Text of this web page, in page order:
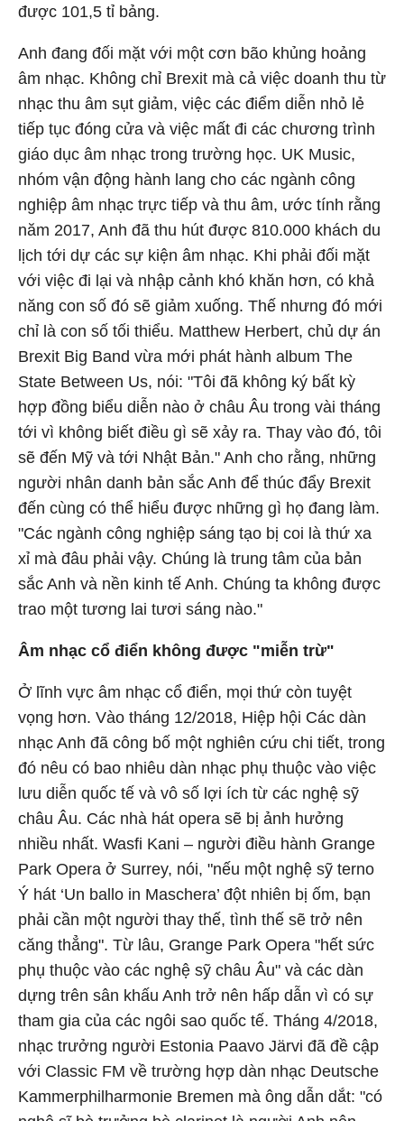
được 101,5 tỉ bảng.
Anh đang đối mặt với một cơn bão khủng hoảng
âm nhạc. Không chỉ Brexit mà cả việc doanh thu từ
nhạc thu âm sụt giảm, việc các điểm diễn nhỏ lẻ
tiếp tục đóng cửa và việc mất đi các chương trình
giáo dục âm nhạc trong trường học. UK Music,
nhóm vận động hành lang cho các ngành công
nghiệp âm nhạc trực tiếp và thu âm, ước tính rằng
năm 2017, Anh đã thu hút được 810.000 khách du
lịch tới dự các sự kiện âm nhạc. Khi phải đối mặt
với việc đi lại và nhập cảnh khó khăn hơn, có khả
năng con số đó sẽ giảm xuống. Thế nhưng đó mới
chỉ là con số tối thiểu. Matthew Herbert, chủ dự án
Brexit Big Band vừa mới phát hành album The
State Between Us, nói: "Tôi đã không ký bất kỳ
hợp đồng biểu diễn nào ở châu Âu trong vài tháng
tới vì không biết điều gì sẽ xảy ra. Thay vào đó, tôi
sẽ đến Mỹ và tới Nhật Bản." Anh cho rằng, những
người nhân danh bản sắc Anh để thúc đẩy Brexit
đến cùng có thể hiểu được những gì họ đang làm.
"Các ngành công nghiệp sáng tạo bị coi là thứ xa
xỉ mà đâu phải vậy. Chúng là trung tâm của bản
sắc Anh và nền kinh tế Anh. Chúng ta không được
trao một tương lai tươi sáng nào."
Âm nhạc cổ điển không được "miễn trừ"
Ở lĩnh vực âm nhạc cổ điển, mọi thứ còn tuyệt
vọng hơn. Vào tháng 12/2018, Hiệp hội Các dàn
nhạc Anh đã công bố một nghiên cứu chi tiết, trong
đó nêu có bao nhiêu dàn nhạc phụ thuộc vào việc
lưu diễn quốc tế và vô số lợi ích từ các nghệ sỹ
châu Âu. Các nhà hát opera sẽ bị ảnh hưởng
nhiều nhất. Wasfi Kani – người điều hành Grange
Park Opera ở Surrey, nói, "nếu một nghệ sỹ terno
Ý hát ‘Un ballo in Maschera’ đột nhiên bị ốm, bạn
phải cần một người thay thế, tình thế sẽ trở nên
căng thẳng". Từ lâu, Grange Park Opera "hết sức
phụ thuộc vào các nghệ sỹ châu Âu" và các dàn
dựng trên sân khấu Anh trở nên hấp dẫn vì có sự
tham gia của các ngôi sao quốc tế. Tháng 4/2018,
nhạc trưởng người Estonia Paavo Järvi đã đề cập
với Classic FM về trường hợp dàn nhạc Deutsche
Kammerphilharmonie Bremen mà ông dẫn dắt: "có